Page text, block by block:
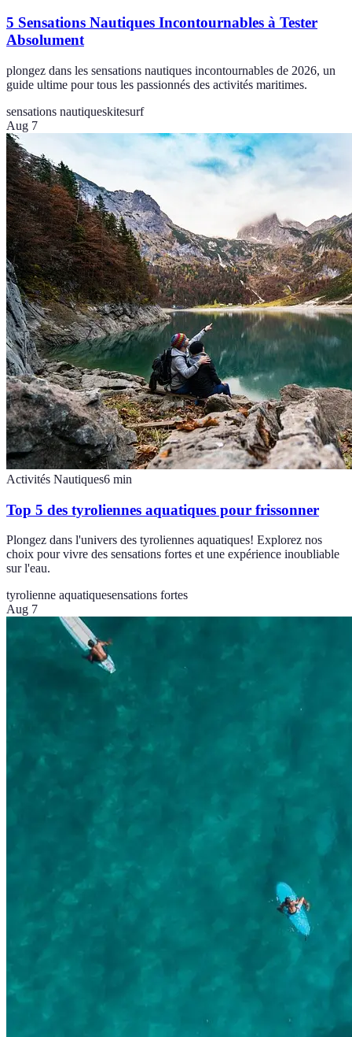
5 Sensations Nautiques Incontournables à Tester
Absolument
plongez dans les sensations nautiques incontournables de 2026, un
guide ultime pour tous les passionnés des activités maritimes.
sensations nautiqueskitesurf
Aug 7
Activités Nautiques6 min
Top 5 des tyroliennes aquatiques pour frissonner
Plongez dans l'univers des tyroliennes aquatiques! Explorez nos
choix pour vivre des sensations fortes et une expérience inoubliable
sur l'eau.
tyrolienne aquatiquesensations fortes
Aug 7